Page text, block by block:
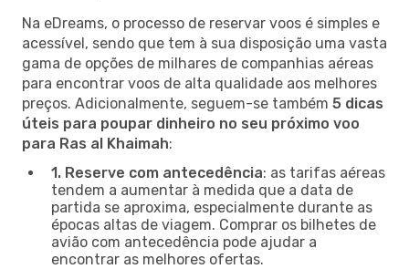
Na eDreams, o processo de reservar voos é simples e
acessível, sendo que tem à sua disposição uma vasta
gama de opções de milhares de companhias aéreas
para encontrar voos de alta qualidade aos melhores
preços. Adicionalmente, seguem-se também 5 dicas
úteis para poupar dinheiro no seu próximo voo
para Ras al Khaimah:
1. Reserve com antecedência: as tarifas aéreas
tendem a aumentar à medida que a data de
partida se aproxima, especialmente durante as
épocas altas de viagem. Comprar os bilhetes de
avião com antecedência pode ajudar a
encontrar as melhores ofertas.